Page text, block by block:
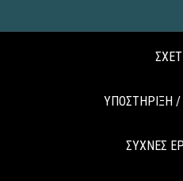
ΥΠΟΣΤΗΡΙΞΗ /
ΣΥΧΝΕΣ